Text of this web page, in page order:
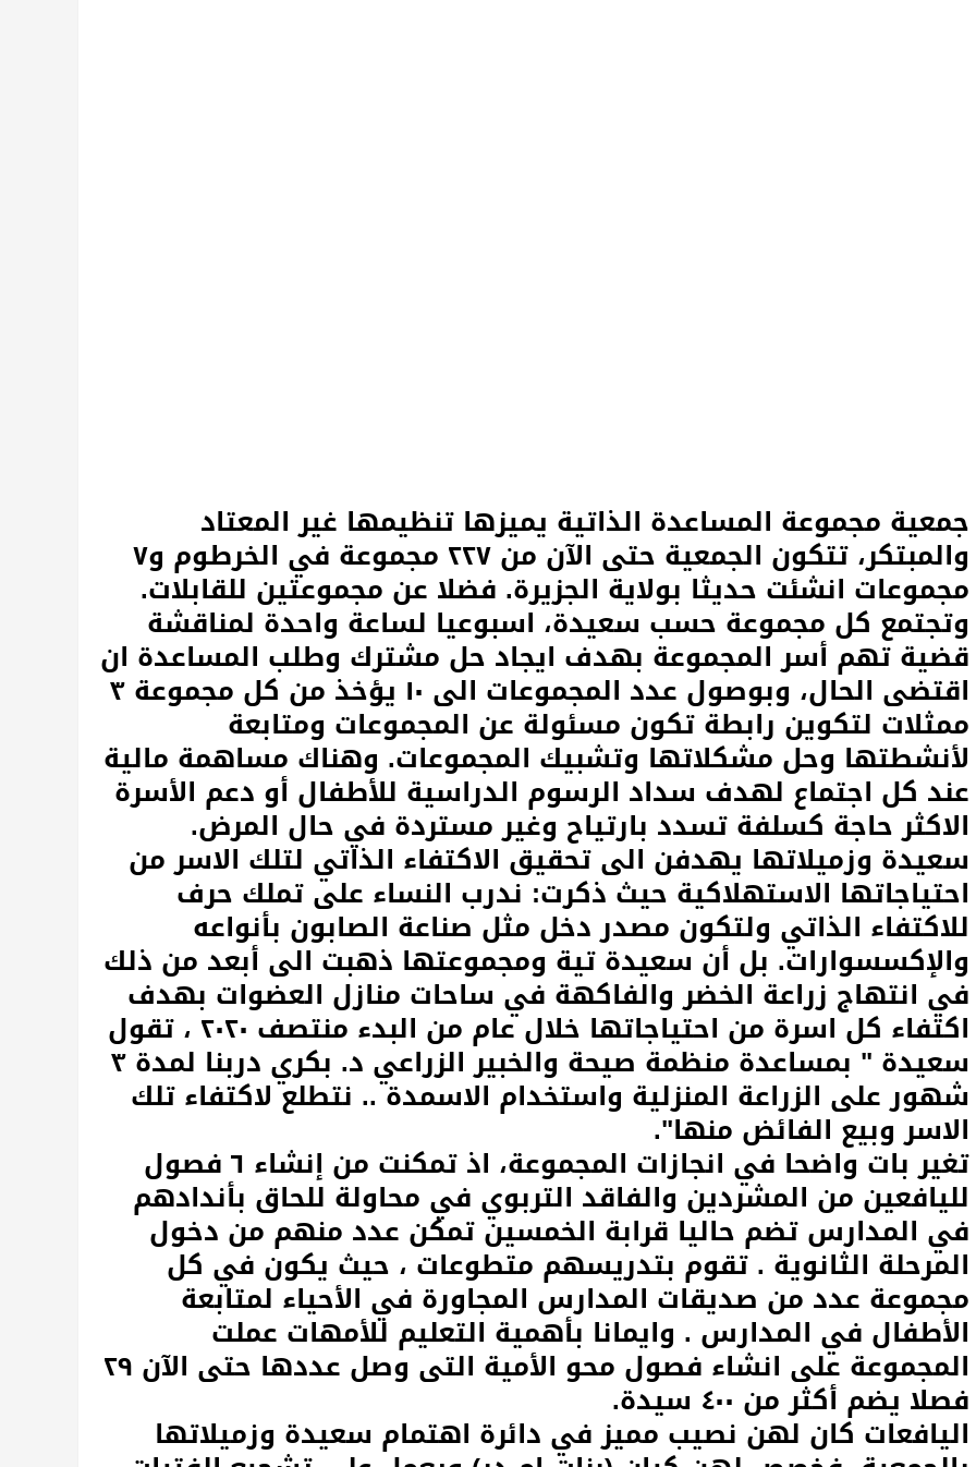
جمعية مجموعة المساعدة الذاتية يميزها تنظيمها غير المعتاد
والمبتكر، تتكون الجمعية حتى الآن من ٢٢٧ مجموعة في الخرطوم و٧
مجموعات انشئت حديثا بولاية الجزيرة. فضلا عن مجموعتين للقابلات.
وتجتمع كل مجموعة حسب سعيدة، اسبوعيا لساعة واحدة لمناقشة
قضية تهم أسر المجموعة بهدف ايجاد حل مشترك وطلب المساعدة ان
اقتضى الحال، وبوصول عدد المجموعات الى ١٠ يؤخذ من كل مجموعة ٣
ممثلات لتكوين رابطة تكون مسئولة عن المجموعات ومتابعة
لأنشطتها وحل مشكلاتها وتشبيك المجموعات. وهناك مساهمة مالية
عند كل اجتماع لهدف سداد الرسوم الدراسية للأطفال أو دعم الأسرة
الاكثر حاجة كسلفة تسدد بارتياح وغير مستردة في حال المرض.
سعيدة وزميلاتها يهدفن الى تحقيق الاكتفاء الذاتي لتلك الاسر من
احتياجاتها الاستهلاكية حيث ذكرت: ندرب النساء على تملك حرف
للاكتفاء الذاتي ولتكون مصدر دخل مثل صناعة الصابون بأنواعه
والإكسسوارات. بل أن سعيدة تية ومجموعتها ذهبت الى أبعد من ذلك
في انتهاج زراعة الخضر والفاكهة في ساحات منازل العضوات بهدف
اكتفاء كل اسرة من احتياجاتها خلال عام من البدء منتصف ٢٠٢٠ ، تقول
سعيدة " بمساعدة منظمة صيحة والخبير الزراعي د. بكري دربنا لمدة ٣
شهور على الزراعة المنزلية واستخدام الاسمدة .. نتطلع لاكتفاء تلك
الاسر وبيع الفائض منها".
تغير بات واضحا في انجازات المجموعة، اذ تمكنت من إنشاء ٦ فصول
لليافعين من المشردين والفاقد التربوي في محاولة للحاق بأندادهم
في المدارس تضم حاليا قرابة الخمسين تمكن عدد منهم من دخول
المرحلة الثانوية . تقوم بتدريسهم متطوعات ، حيث يكون في كل
مجموعة عدد من صديقات المدارس المجاورة في الأحياء لمتابعة
الأطفال في المدارس . وايمانا بأهمية التعليم للأمهات عملت
المجموعة على انشاء فصول محو الأمية التى وصل عددها حتى الآن ٢٩
فصلا يضم أكثر من ٤٠٠ سيدة.
اليافعات كان لهن نصيب مميز في دائرة اهتمام سعيدة وزميلاتها